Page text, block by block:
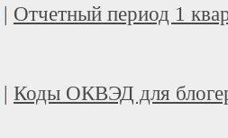
| Отчетный период 1
| Коды ОКВЭД для